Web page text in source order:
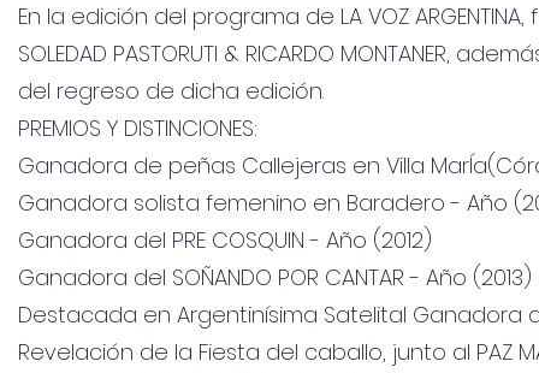
En la edición del programa de LA VOZ
SOLEDAD PASTORUTI & RICARDO
del regreso de dicha edición.
PREMIOS Y DISTINCIONES:
Ganadora de peñas Callejeras en Villa
Ganadora solista femenino en Baradero - Año
Ganadora del PRE COSQUIN - Año (2012)
Ganadora del SOÑANDO POR CANTAR - Año (2013)
Destacada en Argentinísima Satelital Ganadora
Revelación de la Fiesta del caballo, junto al PAZ